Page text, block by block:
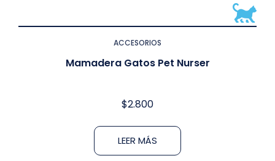
ACCESORIOS
Mamadera Gatos Pet Nurser
$2.800
LEER MÁS